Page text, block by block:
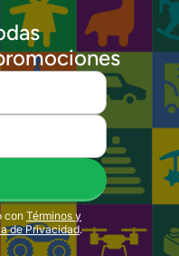
con Términos y
de Privacidad.